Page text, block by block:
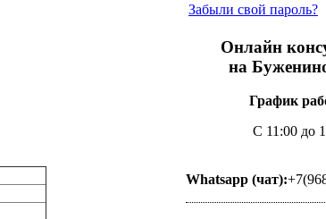
Забыли свой пароль?
Онлайн
на
График
С 11:00 до
Whatsapp (чат):